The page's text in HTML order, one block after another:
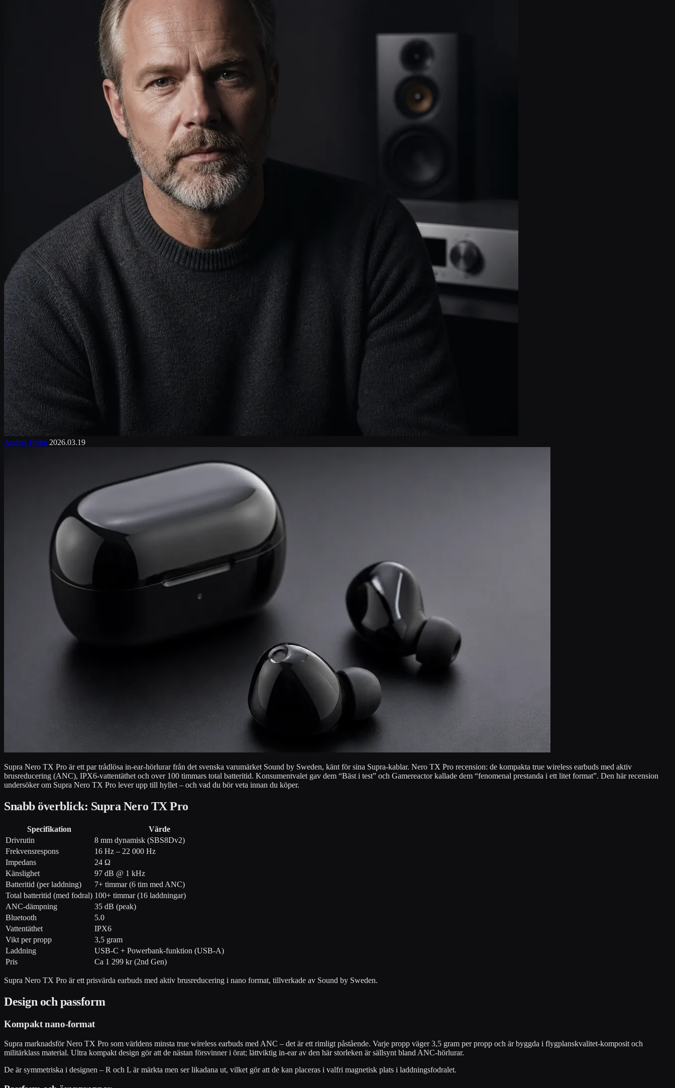
Anders Holm 2026.03.19
Supra Nero TX Pro är ett par trådlösa in-ear-hörlurar från det svenska varumärket Sound by Sweden, känt för sina Supra-kablar. Nero TX Pro recension: de kompakta true wireless earbuds med aktiv
brusreducering (ANC), IPX6-vattentäthet och over 100 timmars total batteritid. Konsumentvalet gav dem “Bäst i test” och Gamereactor kallade dem “fenomenal prestanda i ett litet format”. Den här recension
undersöker om Supra Nero TX Pro lever upp till hyllet – och vad du bör veta innan du köper.
Snabb överblick: Supra Nero TX Pro
Specifikation
Värde
Drivrutin
8 mm dynamisk (SBS8Dv2)
Frekvensrespons
16 Hz – 22 000 Hz
Impedans
24 Ω
Känslighet
97 dB @ 1 kHz
Batteritid (per laddning)
7+ timmar (6 tim med ANC)
Total batteritid (med fodral) 100+ timmar (16 laddningar)
ANC-dämpning
35 dB (peak)
Bluetooth
5.0
Vattentäthet
IPX6
Vikt per propp
3,5 gram
Laddning
USB-C + Powerbank-funktion (USB-A)
Pris
Ca 1 299 kr (2nd Gen)
Supra Nero TX Pro är ett prisvärda earbuds med aktiv brusreducering i nano format, tillverkade av Sound by Sweden.
Design och passform
Kompakt nano-format
Supra marknadsför Nero TX Pro som världens minsta true wireless earbuds med ANC – det är ett rimligt påstående. Varje propp väger 3,5 gram per propp och är byggda i flygplanskvalitet-komposit och
militärklass material. Ultra kompakt design gör att de nästan försvinner i örat; lättviktig in-ear av den här storleken är sällsynt bland ANC-hörlurar.
De är symmetriska i designen – R och L är märkta men ser likadana ut, vilket gör att de kan placeras i valfri magnetisk plats i laddningsfodralet.